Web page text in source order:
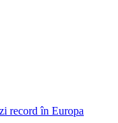
record în Europa